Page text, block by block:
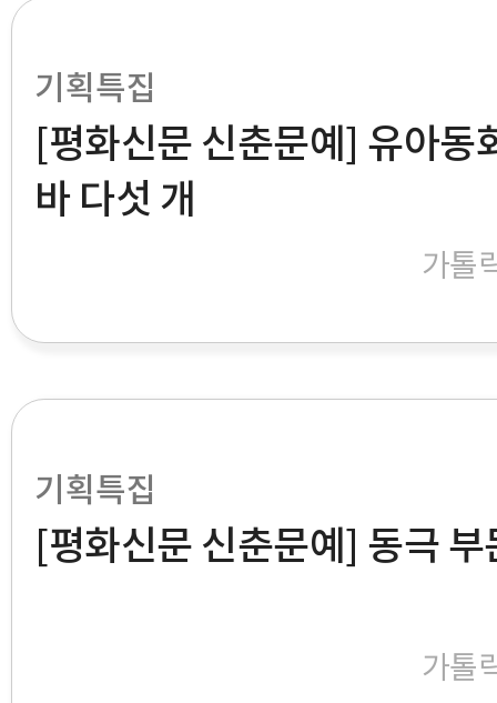
기획특집
[평화신문 신춘문예] 유아동
바 다섯 개
가톨
기획특집
[평화신문 신춘문예] 동극 부
가톨